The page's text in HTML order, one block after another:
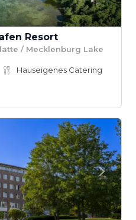
Resort
/ Mecklenburg Lake
Hauseigenes Catering